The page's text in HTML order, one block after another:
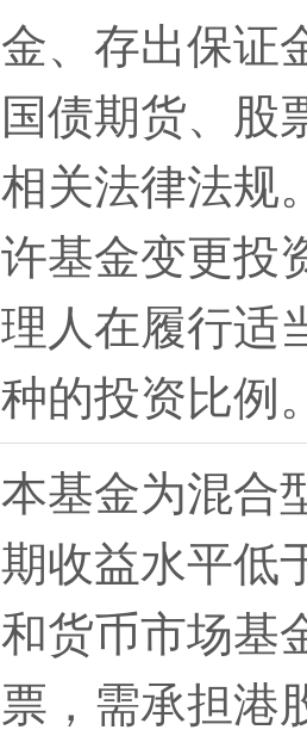
金、存出保证
国债期货、股
相关法律法规
许基金变更投
理人在履行适
种的投资比例
本基金为混合
期收益水平低
和货币市场基
票，需承担港